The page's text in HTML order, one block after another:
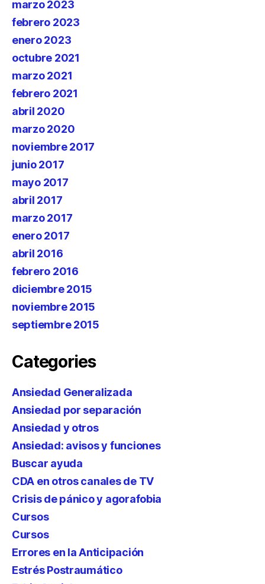
marzo 2023
febrero 2023
enero 2023
octubre 2021
marzo 2021
febrero 2021
abril 2020
marzo 2020
noviembre 2017
junio 2017
mayo 2017
abril 2017
marzo 2017
enero 2017
abril 2016
febrero 2016
diciembre 2015
noviembre 2015
septiembre 2015
Categories
Ansiedad Generalizada
Ansiedad por separación
Ansiedad y otros
Ansiedad: avisos y funciones
Buscar ayuda
CDA en otros canales de TV
Crisis de pánico y agorafobia
Cursos
Cursos
Errores en la Anticipación
Estrés Postraumático